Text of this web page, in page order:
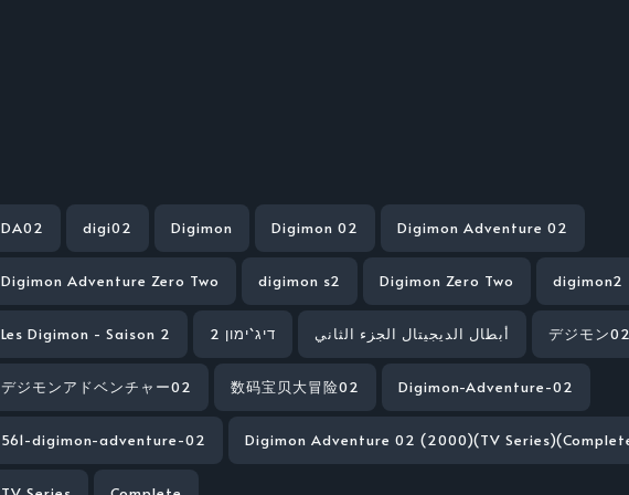
DA02 digi02 Digimon Digimon 02 Digimon Adventure 02
Digimon Adventure Zero Two digimon s2 Digimon Zero Two digimon2
Les Digimon - Saison 2 דיג`ימון 2 أبطال الديجيتال الجزء الثاني デジモン
デジモンアドベンチャー02 数码宝贝大冒险02 Digimon-Adventure-02
561-digimon-adventure-02 Digimon Adventure 02 (2000)(TV